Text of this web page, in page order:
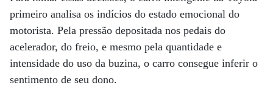
primeiro analisa os indícios do estado emocional do
motorista. Pela pressão depositada nos pedais do
acelerador, do freio, e mesmo pela quantidade e
intensidade do uso da buzina, o carro consegue inferir o
sentimento de seu dono.